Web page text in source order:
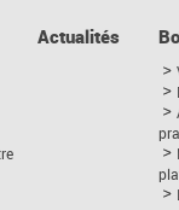
Actualités